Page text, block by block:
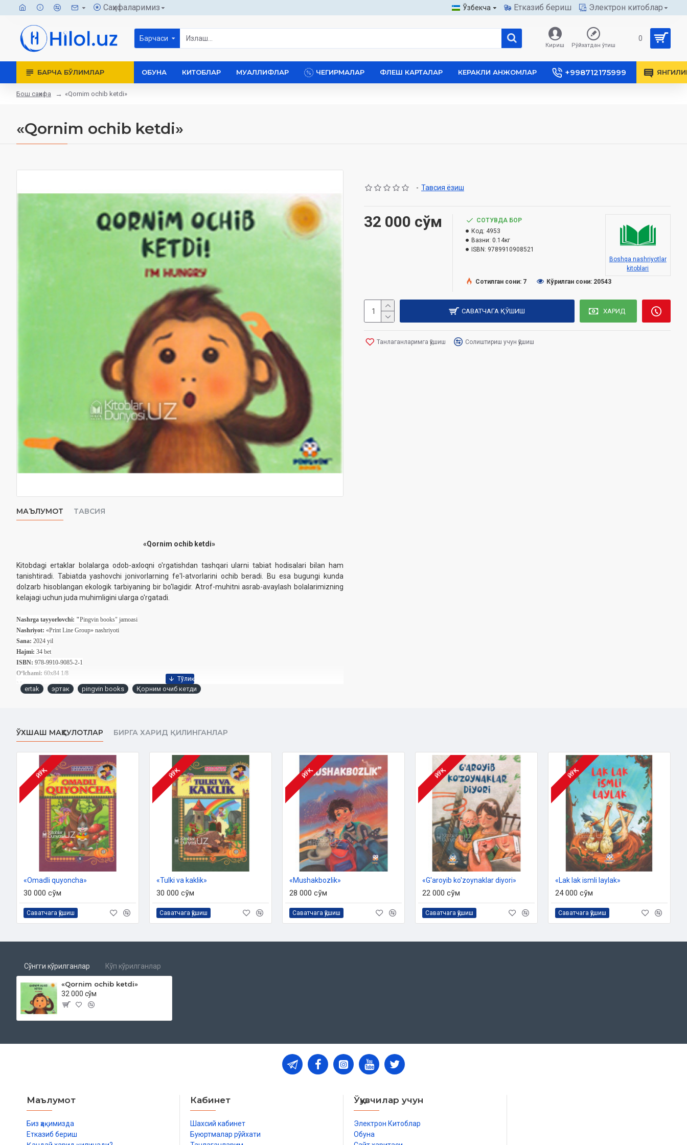
Саҳифаларимиз Ўзбекча Етказиб бериш Электрон китоблар
Барчаси
Кириш Рўйхатдан ўтиш
0
БАРЧА БЎЛИМЛАР ОБУНА КИТОБЛАР МУАЛЛИФЛАР ЧЕГИРМАЛАР ФЛЕШ КАРТАЛАР КЕРАКЛИ АНЖОМЛАР +998712175999
Бош саҳифа «Qornim ochib ketdi»
«Qornim ochib ketdi»
МАЪЛУМОТ ТАВСИЯ
«Qornim ochib ketdi»
Kitobdagi ertaklar bolalarga odob-axloqni o'rgatishdan tashqari ularni tabiat hodisalari bilan ham
tanishtiradi. Tabiatda yashovchi jonivorlarning fe'l-atvorlarini ochib beradi. Bu esa bugungi kunda
dolzarb hisoblangan ekologik tarbiyaning bir bo'lagidir. Atrof-muhitni asrab-avaylash bolalarimizning
kelajagi uchun juda muhimligini ularga o'rgatadi.
Nashrga tayyorlovchi: "Pingvin books" jamoasi
Nashriyot: «Print Line Group» nashriyoti
Sana: 2024 yil
Hajmi: 34 bet
ISBN: 978-9910-9085-2-1
O‘lchami: 60x84 1/8
Muqovasi:
yumshoq
- Тавсия ёзиш
32 000 сўм
СОТУВДА БОР
Код: 4953
Вазни: 0.14кг
ISBN: 9789910908521
Boshqa nashriyotlar
kitoblari
Сотилган сони: 7
Кўрилган сони: 20543
САВАТЧАГА ҚЎШИШ ХАРИД
Танлаганларимга қўшиш Солиштириш учун қўшиш
ertak эртак pingvin books Қорним очиб кетди
ЎХШАШ МАҲСУЛОТЛАР БИРГА ХАРИД ҚИЛИНГАНЛАР
ЙЎҚ
«Omadli quyoncha»
30 000 сўм
Саватчага қўшиш
ЙЎҚ
«Tulki va kaklik»
30 000 сўм
Саватчага қўшиш
ЙЎҚ
«Mushakbozlik»
28 000 сўм
Саватчага қўшиш
ЙЎҚ
«G'aroyib ko'zoynaklar diyori»
22 000 сўм
Саватчага қўшиш
ЙЎҚ
«Lak lak ismli laylak»
24 000 сўм
Саватчага қўшиш
Сўнгги кўрилганлар Кўп кўрилганлар
«Qornim ochib ketdi»
32 000 сўм
Маълумот
Биз ҳақимизда
Етказиб бериш
Кабинет
Шахсий кабинет
Буюртмалар рўйхати
Ўқувчилар учун
Электрон Китоблар
Обуна